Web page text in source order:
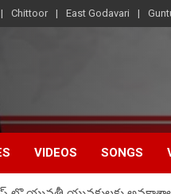
Chittoor East Godavari
VIDEOS SONGS